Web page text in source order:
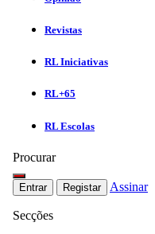
Revistas
RL Iniciativas
RL+65
RL Escolas
Procurar
Entrar Registar Assinar
Secções